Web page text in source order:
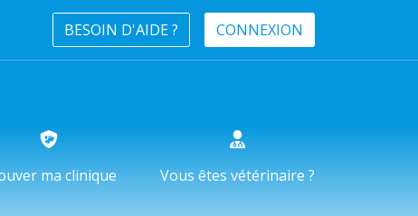
BESOIN D'AIDE ? CONNEXION
ma clinique
Vous êtes vétérinaire ?